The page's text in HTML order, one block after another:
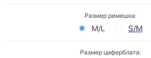
Размер ремешка:
M/L S/M
Размер циферблата: